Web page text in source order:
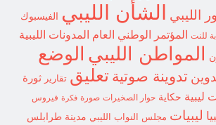
الليبي الشأن الليبي الفيسبوك
للنت المؤتمر الوطني العام المدونات الليبية
المواطن الليبي الوضع
تدوينة صوتية تعليق تقارير
ثورة
ليبية حكاية حوار الصخيرات صورة فكرة فيروس
ليبيات مجلس النواب الليبي مدينة طرابلس